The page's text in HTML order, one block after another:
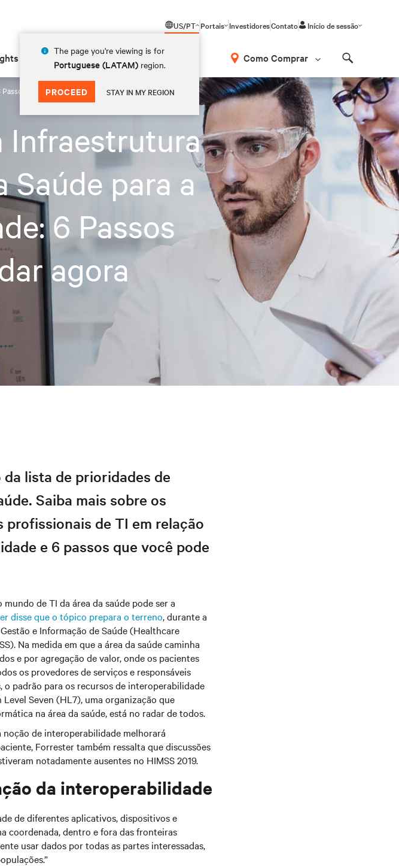
US/PT
The page you're viewing is for
Portuguese (LATAM) region.
PROCEED STAY IN MY REGION
Portais InvestidoresContato Início de sessão
Sobre Como Comprar
que você pode dar agora
Infraestrutura
Saúde para a
6 Passos
agora
lista de prioridades de
Saiba mais sobre os
de TI em relação
e 6 passos que você pode
de TI da área da saúde pode ser a
disse que o tópico prepara o terreno, durante a
e Informação de Saúde (Healthcare
Na medida em que a área da saúde caminha
e por agregação de valor, onde os pacientes
os provedores de serviços e responsáveis
padrão para os recursos de interoperabilidade
Seven (HL7), uma organização que
na área da saúde, está no radar de todos.
de interoperabilidade melhorará
Forrester também ressalta que discussões
notadamente ausentes no HIMSS 2019.
da interoperabilidade
de diferentes aplicativos, dispositivos e
coordenada, dentro e fora das fronteiras
usar dados por todas as partes interessadas,